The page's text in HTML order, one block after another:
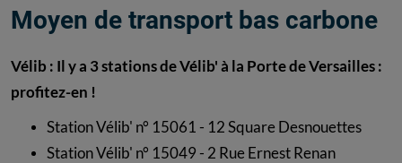
Moyen de transport bas carbone
Vélib : Il y a 3 stations de Vélib' à la Porte de Versailles :
profitez-en !
Station Vélib' n° 15061 - 12 Square Desnouettes
Station Vélib' n° 15049 - 2 Rue Ernest Renan